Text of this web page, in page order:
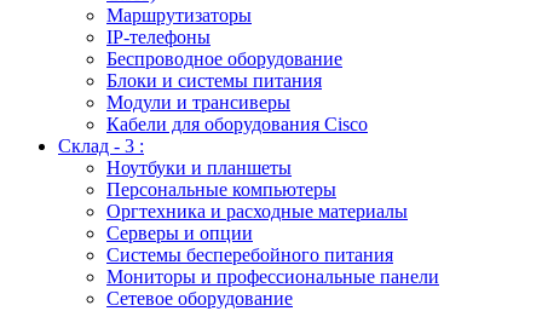
Маршрутизаторы
IP-телефоны
Беспроводное оборудование
Блоки и системы питания
Модули и трансиверы
Кабели для оборудования Cisco
Склад - 3 :
Ноутбуки и планшеты
Персональные компьютеры
Оргтехника и расходные материалы
Серверы и опции
Системы бесперебойного питания
Мониторы и профессиональные панели
Сетевое оборудование